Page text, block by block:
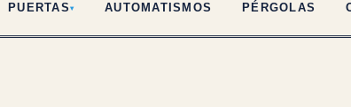
PUERTAS ▾ AUTOMATISMOS PÉRGOLAS